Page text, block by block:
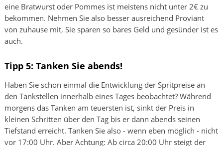
eine Bratwurst oder Pommes ist meistens nicht unter 2€ zu
bekommen. Nehmen Sie also besser ausreichend Proviant
von zuhause mit, Sie sparen so bares Geld und gesünder ist es
auch.
Tipp 5: Tanken Sie abends!
Haben Sie schon einmal die Entwicklung der Spritpreise an
den Tankstellen innerhalb eines Tages beobachtet? Während
morgens das Tanken am teuersten ist, sinkt der Preis in
kleinen Schritten über den Tag bis er dann abends seinen
Tiefstand erreicht. Tanken Sie also - wenn eben möglich - nicht
vor 17:00 Uhr. Aber Achtung: Ab circa 20:00 Uhr steigt der